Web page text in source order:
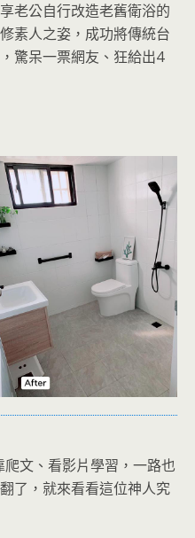
老公自行改造老舊衛浴的
素人之姿，成功將傳統台
驚呆一票網友、狂給出4
文、看影片學習，一路也
了，就來看看這位神人究